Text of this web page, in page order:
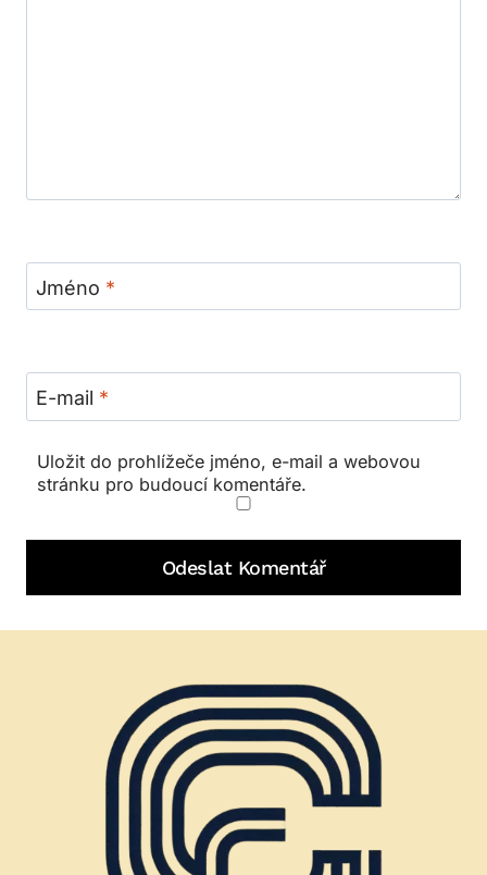
Jméno *
E-mail *
Uložit do prohlížeče jméno, e-mail a webovou
stránku pro budoucí komentáře.